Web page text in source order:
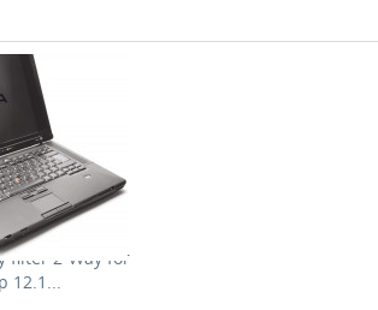
filter 2-Way for
12.1...